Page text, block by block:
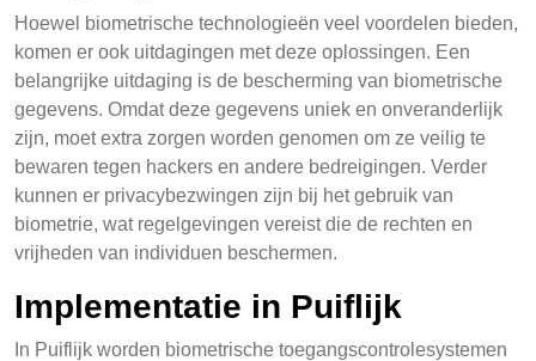
Hoewel biometrische technologieën veel voordelen bieden,
komen er ook uitdagingen met deze oplossingen. Een
belangrijke uitdaging is de bescherming van biometrische
gegevens. Omdat deze gegevens uniek en onveranderlijk
zijn, moet extra zorgen worden genomen om ze veilig te
bewaren tegen hackers en andere bedreigingen. Verder
kunnen er privacybezwingen zijn bij het gebruik van
biometrie, wat regelgevingen vereist die de rechten en
vrijheden van individuen beschermen.
Implementatie in Puiflijk
In Puiflijk worden biometrische toegangscontrolesystemen